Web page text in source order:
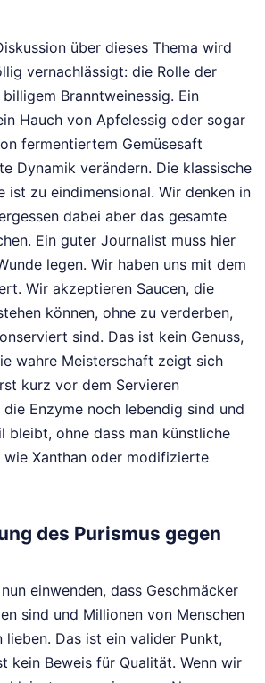
über dieses Thema wird
vernachlässigt: die Rolle der
Branntweinessig. Ein
Hauch von Apfelessig oder sogar
fermentiertem Gemüsesaft
Dynamik verändern. Die klassische
ist zu eindimensional. Wir denken in
dabei aber das gesamte
Ein guter Journalist muss hier
legen. Wir haben uns mit dem
Wir akzeptieren Saucen, die
können, ohne zu verderben,
sind. Das ist kein Genuss,
wahre Meisterschaft zeigt sich
kurz vor dem Servieren
Enzyme noch lebendig sind und
bleibt, ohne dass man künstliche
Xanthan oder modifizierte
des Purismus gegen
einwenden, dass Geschmäcker
sind und Millionen von Menschen
lieben. Das ist ein valider Punkt,
kein Beweis für Qualität. Wenn wir